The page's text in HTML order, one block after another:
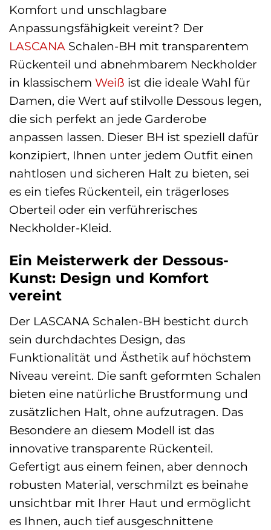
Komfort und unschlagbare
Anpassungsfähigkeit vereint? Der
LASCANA Schalen-BH mit transparentem
Rückenteil und abnehmbarem Neckholder
in klassischem Weiß ist die ideale Wahl für
Damen, die Wert auf stilvolle Dessous legen,
die sich perfekt an jede Garderobe
anpassen lassen. Dieser BH ist speziell dafür
konzipiert, Ihnen unter jedem Outfit einen
nahtlosen und sicheren Halt zu bieten, sei
es ein tiefes Rückenteil, ein trägerloses
Oberteil oder ein verführerisches
Neckholder-Kleid.
Ein Meisterwerk der Dessous-
Kunst: Design und Komfort
vereint
Der LASCANA Schalen-BH besticht durch
sein durchdachtes Design, das
Funktionalität und Ästhetik auf höchstem
Niveau vereint. Die sanft geformten Schalen
bieten eine natürliche Brustformung und
zusätzlichen Halt, ohne aufzutragen. Das
Besondere an diesem Modell ist das
innovative transparente Rückenteil.
Gefertigt aus einem feinen, aber dennoch
robusten Material, verschmilzt es beinahe
unsichtbar mit Ihrer Haut und ermöglicht
es Ihnen, auch tief ausgeschnittene